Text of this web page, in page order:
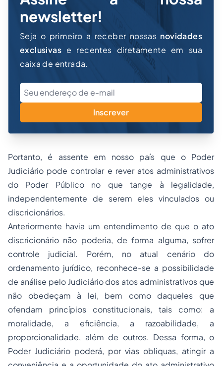
newsletter!
Seja o primeiro a receber nossas novidades
exclusivas e recentes diretamente em sua
caixa de entrada.
Inscrever
Portanto, é assente em nosso país que o Poder
Judiciário pode controlar e rever atos administrativos
do Poder Público no que tange à legalidade,
independentemente de serem eles vinculados ou
discricionários.
Anteriormente havia um entendimento de que o ato
discricionário não poderia, de forma alguma, sofrer
controle judicial. Porém, no atual cenário do
ordenamento jurídico, reconhece-se a possibilidade
de análise pelo Judiciário dos atos administrativos que
não obedeçam à lei, bem como daqueles que
ofendam princípios constitucionais, tais como: a
moralidade, a eficiência, a razoabilidade, a
proporcionalidade, além de outros. Dessa forma, o
Poder Judiciário poderá, por vias obliquas, atingir a